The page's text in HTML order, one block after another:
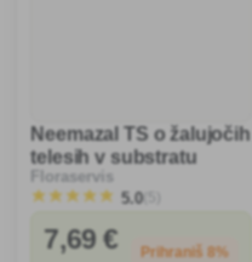
Neemazal TS o žalujočih
telesih v substratu
Floraservis
5.0(5)
7,69 € Prihraniš 8%